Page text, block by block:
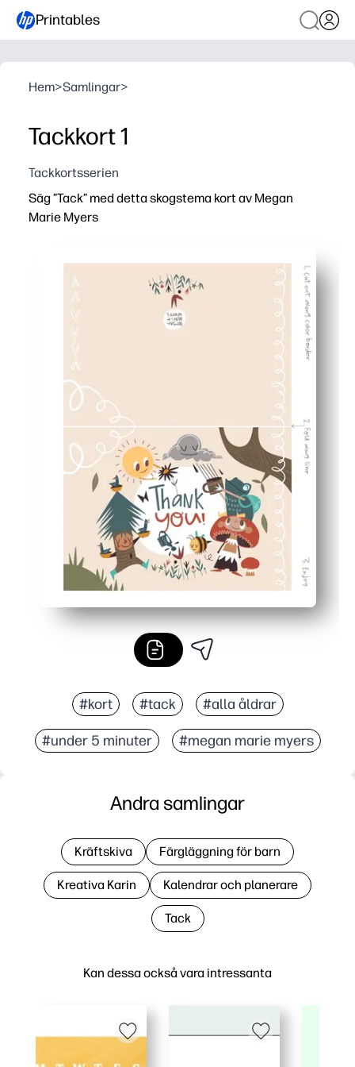
Printables
Hem>Samlingar>
Tackkort 1
Tackkortsserien
Säg ”Tack” med detta skogstema kort av Megan
Marie Myers
Barnvänlig skogskonst hjälper dig att säga tack
Mångsidig för varje ögonblick - perfekt för att tacka
Alltid tillgänglig lösning - håll extramaterial redo så att
#kort #tack #alla åldrar
#under 5 minuter #megan marie myers
Kan dessa också vara intressanta
Andra samlingar
Kräftskiva Färgläggning för barn
Kreativa Karin Kalendrar och planerare
Tack